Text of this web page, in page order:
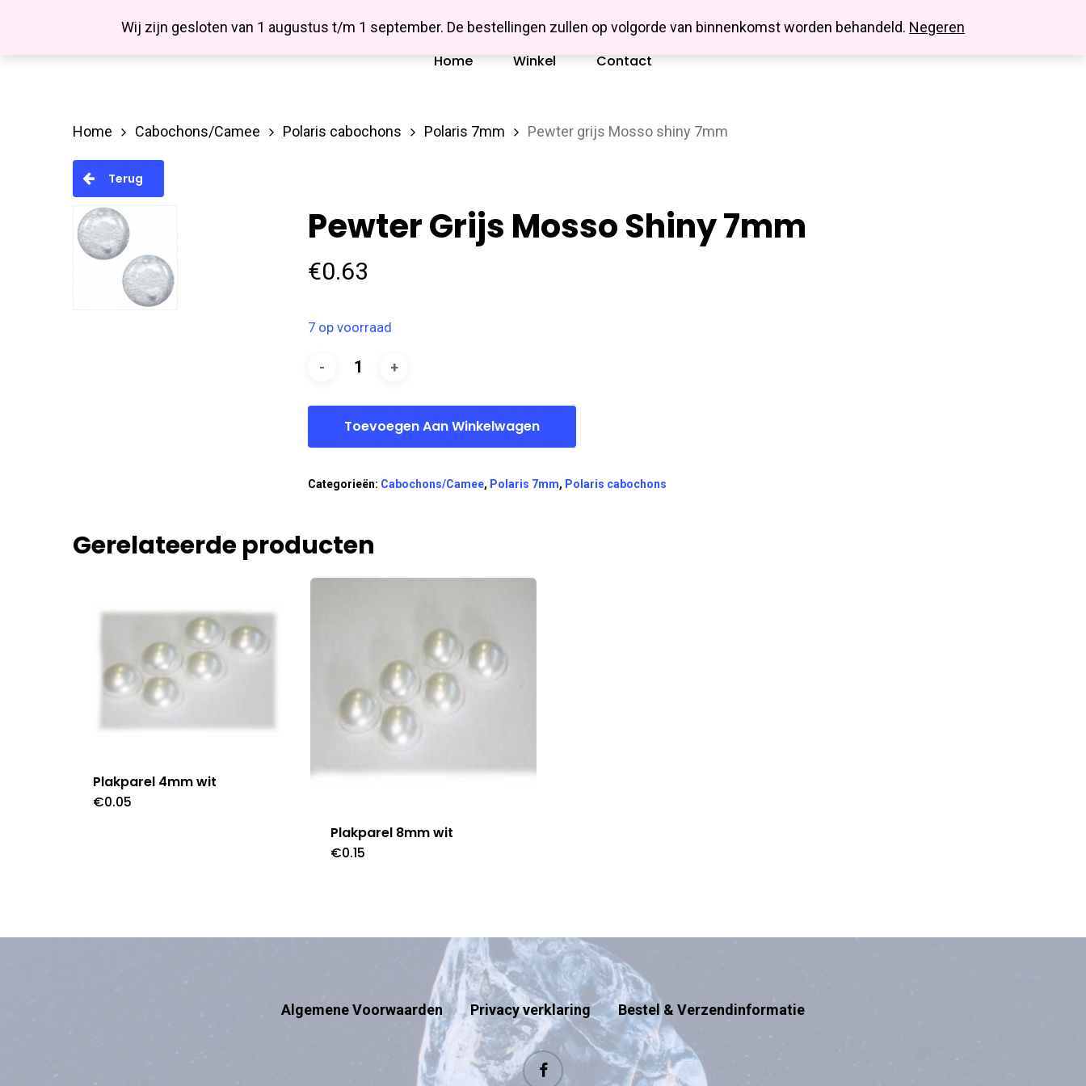
Wij zijn gesloten van 1 augustus t/m 1 september. De bestellingen zullen op volgorde van binnenkomst worden behandeld. Negeren
Hit enter to search or ESC to close
Missbluesieraden
Facebook
Home Winkel Contact
Home Cabochons/Camee Polaris cabochons Polaris 7mm Pewter grijs Mosso shiny 7mm
Terug
Pewter Grijs Mosso Shiny 7mm
€0.63
7 op voorraad
Toevoegen Aan Winkelwagen
Categorieën: Cabochons/Camee, Polaris 7mm, Polaris cabochons
Gerelateerde producten
Plakparel 4mm wit
€0.05
Plakparel 8mm wit
€0.15
Algemene Voorwaarden Privacy verklaring Bestel & Verzendinformatie
facebook